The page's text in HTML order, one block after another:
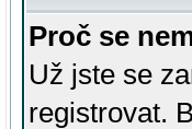
Proč se
Už jste se
registrovat.